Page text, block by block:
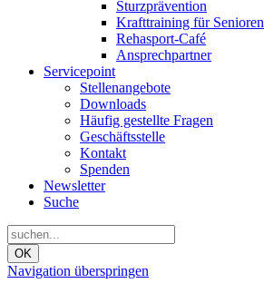
Sturzprävention
Krafttraining für Senioren
Rehasport-Café
Ansprechpartner
Servicepoint
Stellenangebote
Downloads
Häufig gestellte Fragen
Geschäftsstelle
Kontakt
Spenden
Newsletter
Suche
OK
Navigation überspringen